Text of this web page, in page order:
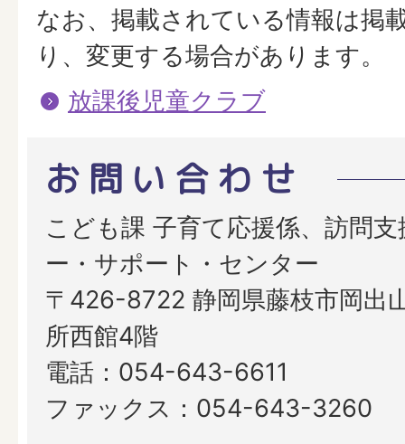
なお、掲載されている情報は掲
り、変更する場合があります。
放課後児童クラブ
お問い合わせ
こども課 子育て応援係、訪問
ー・サポート・センター
〒426-8722 静岡県藤枝市岡出
所西館4階
電話：054-643-6611
ファックス：054-643-3260